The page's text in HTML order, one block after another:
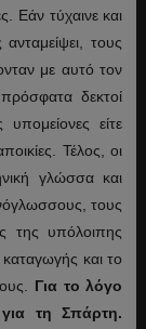
Εάν τύχαινε και
τους
με αυτό τον
δεκτοί
είτε
Τέλος, οι
γλώσσα και
τους
της υπόλοιπης
και το
Για το λόγο
τη Σπάρτη.